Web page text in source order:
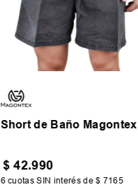
L
M XL XXL
Short de Baño Magontex
$ 42.990
6 cuotas SIN interés de$ 7165